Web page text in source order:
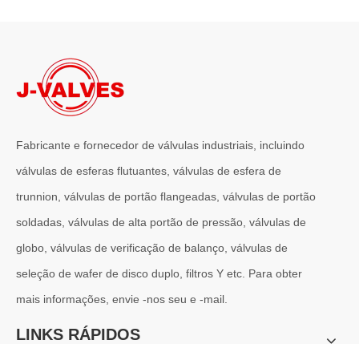
2026-07-01
Por que os sistemas marítimos confiam nas válvulas gaveta C95800
Os sistemas de engenharia naval operam em alguns dos
Fabricante e fornecedor de válvulas industriais, incluindo
válvulas de esferas flutuantes, válvulas de esfera de
trunnion, válvulas de portão flangeadas, válvulas de portão
soldadas, válvulas de alta portão de pressão, válvulas de
globo, válvulas de verificação de balanço, válvulas de
seleção de wafer de disco duplo, filtros Y etc. Para obter
mais informações, envie -nos seu e -mail.
LINKS RÁPIDOS